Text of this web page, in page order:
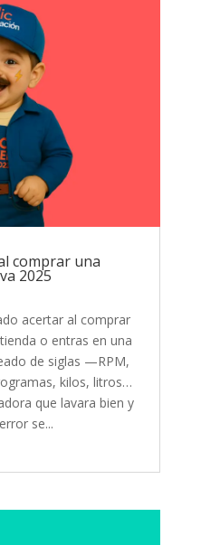
comprar una
2025
acertar al comprar
o entras en una
de siglas —RPM,
kilos, litros…
que lavara bien y
se...